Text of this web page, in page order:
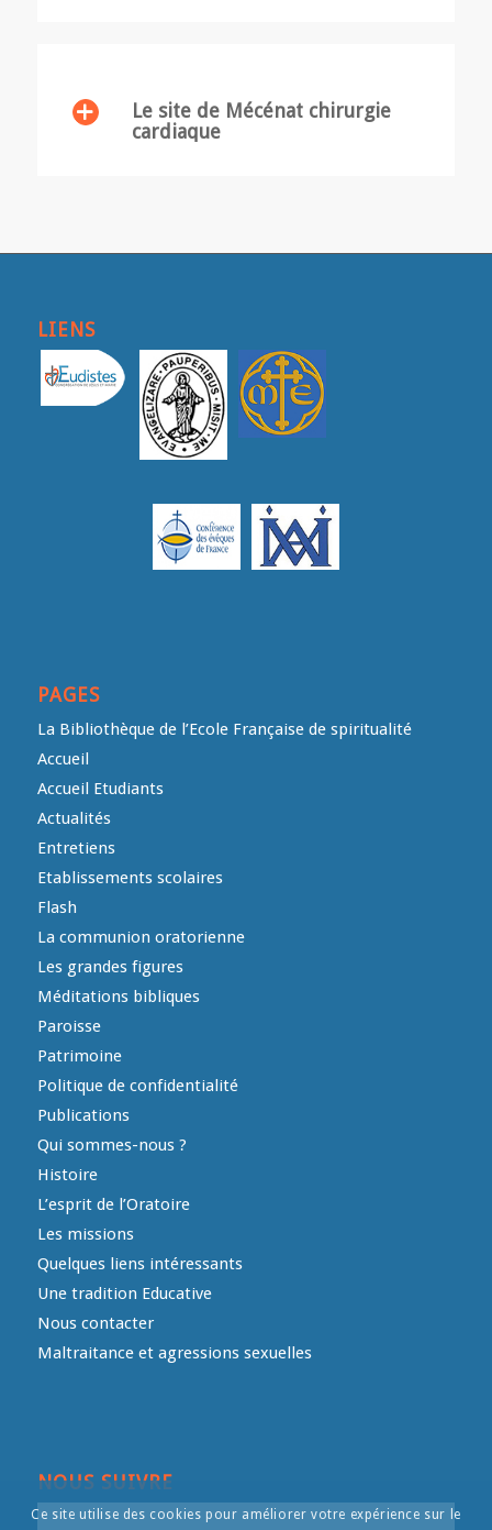
Le site de Mécénat chirurgie
cardiaque
LIENS
PAGES
La Bibliothèque de l’Ecole Française de spiritualité
Accueil
Accueil Etudiants
Actualités
Entretiens
Etablissements scolaires
Flash
La communion oratorienne
Les grandes figures
Méditations bibliques
Paroisse
Patrimoine
Politique de confidentialité
Publications
Qui sommes-nous ?
Histoire
L’esprit de l’Oratoire
Les missions
Quelques liens intéressants
Une tradition Educative
Nous contacter
Maltraitance et agressions sexuelles
NOUS SUIVRE
Ce site utilise des cookies pour améliorer votre expérience sur le